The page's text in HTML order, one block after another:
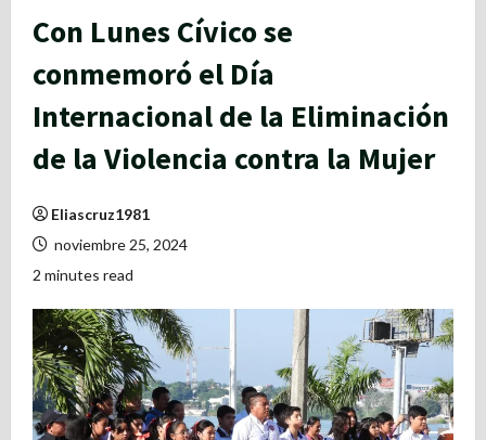
Con Lunes Cívico se
conmemoró el Día
Internacional de la Eliminación
de la Violencia contra la Mujer
Eliascruz1981
noviembre 25, 2024
2 minutes read